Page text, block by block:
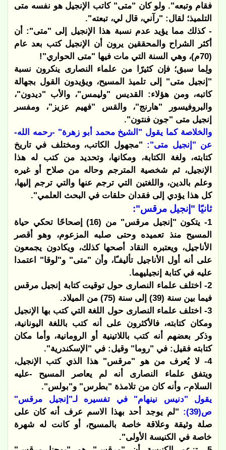
فقام وتبعه". ولو كان "متى" كاتب الإنجيل هو نفسه متى
التلميذ؛ لقال: "رآني، قال لي، تبعته".
- كذلك مما يؤيد عدم نسبة هذا الإنجيل إلى "متى": أن
أكثر الشراح والمحققين يرون أن الإنجيل كتب بعد عام
(70م)، وهي السنة التي مات فيها "متى الحواري"!
ولِما سبق؛ فإن كثيرًا من علماء النصارى ينكرون نسبة
"إنجيل متى" إلى تلميذ المسيح، ويؤيدون القول بجهالة
كاتبه، ومن هؤلاء: القديس "وليمس"، والأب "ديدون"،
والبروفيسور "هارنج"، والقس "فهيم عزيز"، ومفسر
إنجيل متى "جون فنتون".
والخلاصة كما يقول "الشيخ محمد أبو زهرة" -رحمه الله-
عن "إنجيل متى": "مجهول الكاتب، ومختلف في تاريخ
كتابته، ولغة الكتابة، ومكانها، وتحديد من كتب له هذا
الإنجيل، ثم شخصية المترجم وحاله من صلاح أو غيره
وعلم بالدين، واللغتين التي ترجم عنها والتي ترجم إليها،
كل هذا يؤدي إلى فقدان حلقات في البحث العلمي".
ثانيًا "إنجيل مرقس":
1- يتكون "إنجيل مرقس" من (16) إصحاحًا تحكي حياة
المسيح منذ تعميده وحتى صلبه المزعوم، وهو أقصر
الأناجيل، ويعتبره النقاد أصحها كذلك، ويكادون يجمعون
على أنه أول الأناجيل تأليفـًا، وأن "متى" و"لوقا" اعتمدا
عليه في كتابة إنجيليهما.
2- اختلف علماء النصارى حول توقيت كتابة إنجيل مرقس
فيما بين سنة (39) إلى سنة (75) من الميلاد.
3- اختلف علماء النصارى حول اللغة التي كتب بها الإنجيل
ومكان كتابته، فالأكثرون على أنه كتب باللغة اليونانية،
وذكر بعضهم أنه كتب باللاتينية أو الرومانية، وأما مكان
كتابته فقيل: في "روما" وقيل: في "الإسكندرية".
4- لا يُعرف من هو "مرقس" هذا الذي كتب الإنجيل،
ويتفق علماء النصارى أنه لم يعاصر المسيح -عليه
السلام-، وأنه كان من تلامذة "بطرس" و"بولس".
يقول "دنيس نينهام" في تفسيره لـ"إنجيل مرقس"
ص(39):
"لم يوجد أحد بهذا الاسم عرف أنه كان على
صلة وثيقة وعلاقة خاصة بالمسيح، أو كانت له شهرة
خاصة في الكنيسة الأولى".